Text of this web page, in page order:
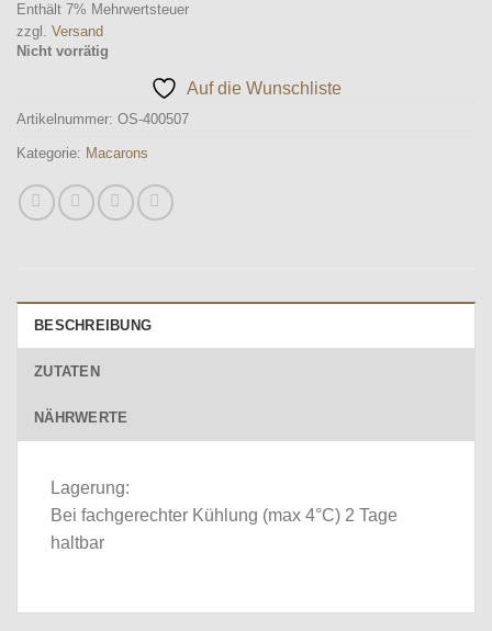
Enthält 7% Mehrwertsteuer
zzgl. Versand
Nicht vorrätig
Auf die Wunschliste
Artikelnummer: OS-400507
Kategorie: Macarons
BESCHREIBUNG
ZUTATEN
NÄHRWERTE
Lagerung:
Bei fachgerechter Kühlung (max 4°C) 2 Tage
haltbar